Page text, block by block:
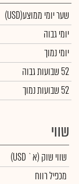
שער יומי ממוצע(USD)
יומי גבוה
יומי נמוך
52 שבועות גבוה
52 שבועות נמוך
שווי
שווי שוק (א` USD)
מכפיל רווח